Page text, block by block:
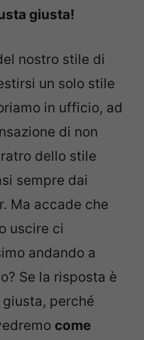
giusta!
nostro stile di
un solo stile
in ufficio, ad
di non
dello stile
sempre dai
Ma accade che
uscire ci
andando a
Se la risposta è
perché
come